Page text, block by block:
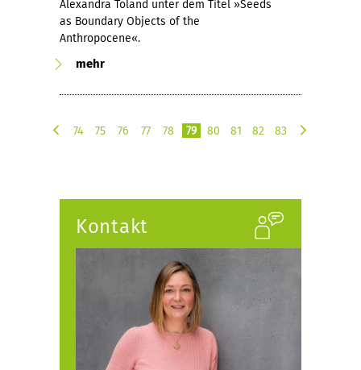
Alexandra Toland unter dem Titel »Seeds
as Boundary Objects of the
Anthropocene«.
mehr
74 75 76 77 78 79 80 81 82
83
Kontakt